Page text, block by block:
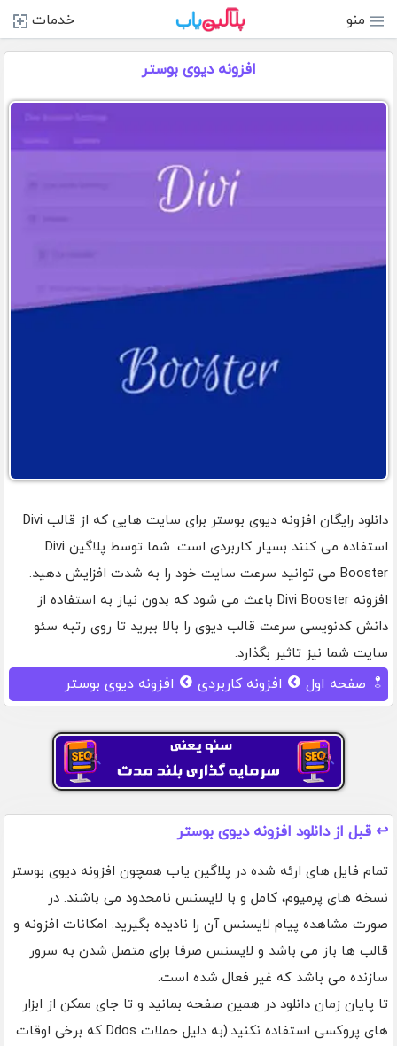
منو خدمات
افزونه دیوی بوستر
دانلود رایگان افزونه دیوی بوستر برای سایت هایی که از قالب Divi
استفاده می کنند بسیار کاربردی است. شما توسط پلاگین Divi
Booster می توانید سرعت سایت خود را به شدت افزایش دهید.
افزونه Divi Booster باعث می شود که بدون نیاز به استفاده از
دانش کدنویسی سرعت قالب دیوی را بالا ببرید تا روی رتبه سئو
سایت شما نیز تاثیر بگذارد.
صفحه اول افزونه کاربردی افزونه دیوی بوستر
↩️ قبل از دانلود افزونه دیوی بوستر
تمام فایل های ارئه شده در پلاگین یاب همچون افزونه دیوی بوستر
نسخه های پرمیوم، کامل و با لایسنس نامحدود می باشند. در
صورت مشاهده پیام لایسنس آن را نادیده بگیرید. امکانات افزونه و
قالب ها باز می باشد و لایسنس صرفا برای متصل شدن به سرور
سازنده می باشد که غیر فعال شده است.
تا پایان زمان دانلود در همین صفحه بمانید و تا جای ممکن از ابزار
های پروکسی استفاده نکنید.(به دلیل حملات Ddos که برخی اوقات